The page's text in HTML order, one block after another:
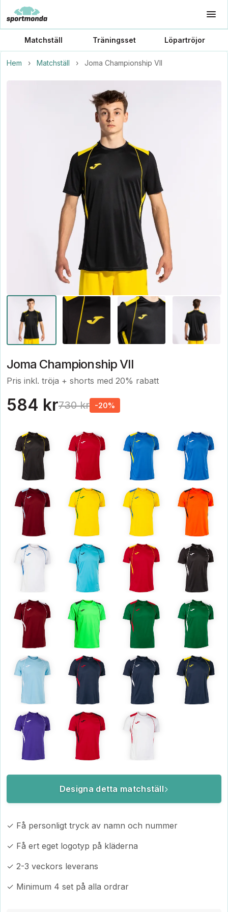
Matchställ Träningsset Löpartröjor
Hem › Matchställ › Joma Championship VII
Joma Championship VII
Pris inkl. tröja + shorts med 20% rabatt
584 kr730 kr -20%
Designa detta matchställ
✓ Få personligt tryck av namn och nummer
✓ Få ert eget logotyp på kläderna
✓ 2-3 veckors leverans
✓ Minimum 4 set på alla ordrar